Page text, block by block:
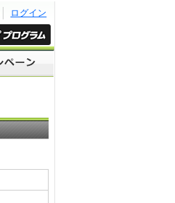
ログイン